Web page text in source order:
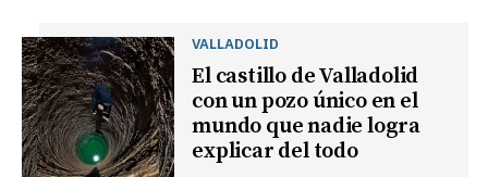
VALLADOLID
El castillo de Valladolid
con un pozo único en el
mundo que nadie logra
explicar del todo